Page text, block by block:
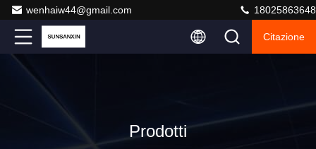
wenhaiw44@gmail.com 18025863648
Citazione
Prodotti